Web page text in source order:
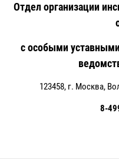
Отдел организации
с особыми
123458, г. Москва,
8-